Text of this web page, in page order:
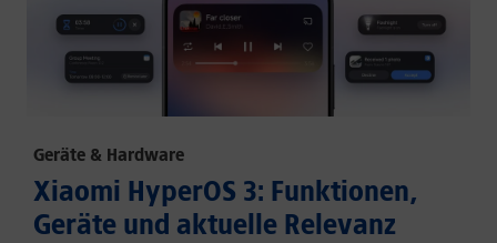
Geräte & Hardware
Xiaomi HyperOS 3: Funktionen,
Geräte und aktuelle Relevanz